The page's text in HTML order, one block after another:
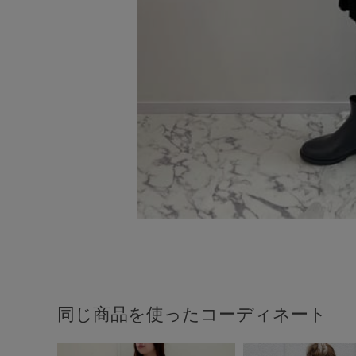
同じ商品を使ったコーディネート